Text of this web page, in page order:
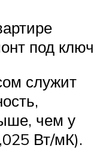
под ключ
служит
чем у
Вт/мК).